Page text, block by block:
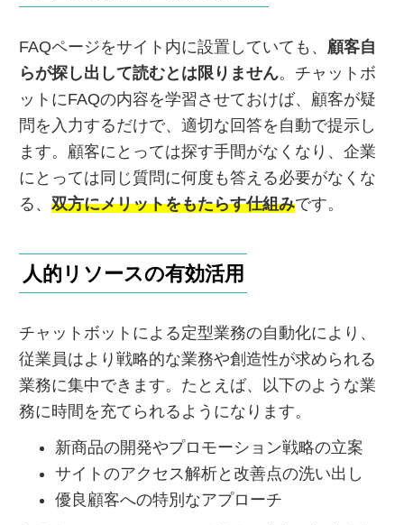
FAQページをサイト内に設置していても、 顧客自
らが探し出して読むとは限りません。チャットボ
ットにFAQの内容を学習させておけば、顧客が疑
問を入力するだけで、適切な回答を自動で提示し
ます。顧客にとっては探す手間がなくなり、企業
にとっては同じ質問に何度も答える必要がなくな
る、 双方にメリットをもたらす仕組みです。
人的リソースの有効活用
チャットボットによる定型業務の自動化により、
従業員はより戦略的な業務や創造性が求められる
業務に集中できます。たとえば、以下のような業
務に時間を充てられるようになります。
新商品の開発やプロモーション戦略の立案
サイトのアクセス解析と改善点の洗い出し
優良顧客への特別なアプローチ